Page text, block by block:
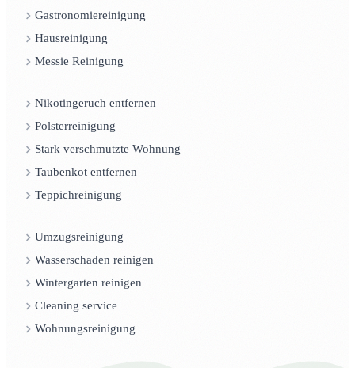
Gastronomiereinigung
Hausreinigung
Messie Reinigung
Nikotingeruch entfernen
Polsterreinigung
Stark verschmutzte Wohnung
Taubenkot entfernen
Teppichreinigung
Umzugsreinigung
Wasserschaden reinigen
Wintergarten reinigen
Cleaning service
Wohnungsreinigung